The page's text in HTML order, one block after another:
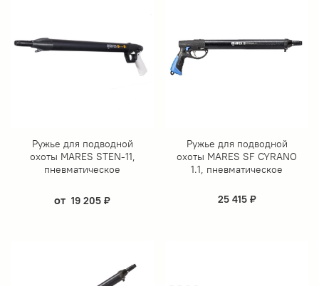
Ружье для подводной
охоты MARES STEN-11,
пневматическое
от 19 205 ₽
Ружье для подводной
охоты MARES SF CYRANO
1.1, пневматическое
25 415 ₽